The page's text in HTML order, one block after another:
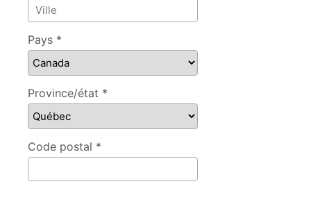
Pays *
Province/état *
Code postal *